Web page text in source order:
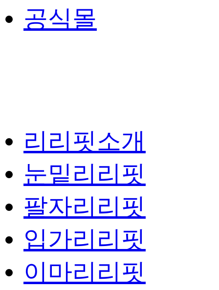
공식몰
리리핏소개
눈밑리리핏
팔자리리핏
입가리리핏
이마리리핏